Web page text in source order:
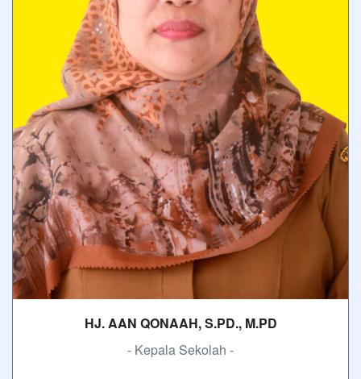
HJ. AAN QONAAH, S.PD., M.PD
- Kepala Sekolah -